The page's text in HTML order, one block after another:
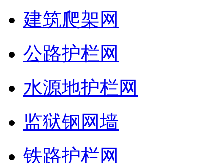
建筑爬架网
公路护栏网
水源地护栏网
监狱钢网墙
铁路护栏网